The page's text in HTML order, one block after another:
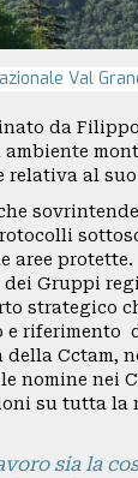
Val
da
relativa al
aree protette.
Gruppi
strategico
e riferimento
Cctam,
nomine nei
su tutta la
sia la